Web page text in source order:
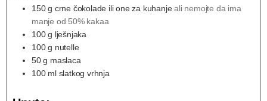
150 g crne čokolade ili one za kuhanje ali nemojte da ima
manje od 50% kakaa
100 g lješnjaka
100 g nutelle
50 g maslaca
100 ml slatkog vrhnja